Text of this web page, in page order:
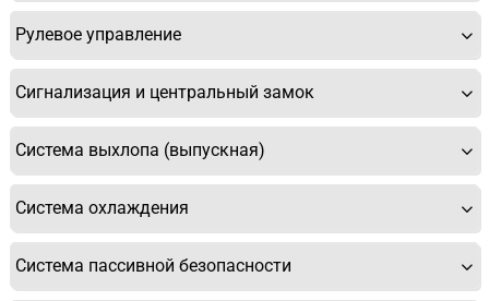
Рулевое управление
Сигнализация и центральный замок
Система выхлопа (выпускная)
Система охлаждения
Система пассивной безопасности